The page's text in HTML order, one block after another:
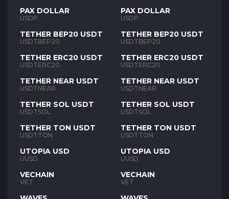
PAX DOLLAR
USDP
TETHER BEP20 USDT
USDTBEP20
TETHER ERC20 USDT
USDTERC20
TETHER NEAR USDT
USDTNEAR
TETHER SOL USDT
USDTSOL
TETHER TON USDT
USDTTON
UTOPIA USD
UUSD
VECHAIN
VET
PAX DOLLAR
USDP
TETHER BEP20 USDT
USDTBEP20
TETHER ERC20 USDT
USDTERC20
TETHER NEAR USDT
USDTNEAR
TETHER SOL USDT
USDTSOL
TETHER TON USDT
USDTTON
UTOPIA USD
UUSD
VECHAIN
VET